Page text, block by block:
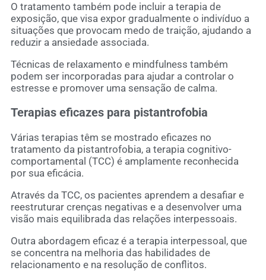
O tratamento também pode incluir a terapia de
exposição, que visa expor gradualmente o indivíduo a
situações que provocam medo de traição, ajudando a
reduzir a ansiedade associada.
Técnicas de relaxamento e mindfulness também
podem ser incorporadas para ajudar a controlar o
estresse e promover uma sensação de calma.
Terapias eficazes para pistantrofobia
Várias terapias têm se mostrado eficazes no
tratamento da pistantrofobia, a terapia cognitivo-
comportamental (TCC) é amplamente reconhecida
por sua eficácia.
Através da TCC, os pacientes aprendem a desafiar e
reestruturar crenças negativas e a desenvolver uma
visão mais equilibrada das relações interpessoais.
Outra abordagem eficaz é a terapia interpessoal, que
se concentra na melhoria das habilidades de
relacionamento e na resolução de conflitos.